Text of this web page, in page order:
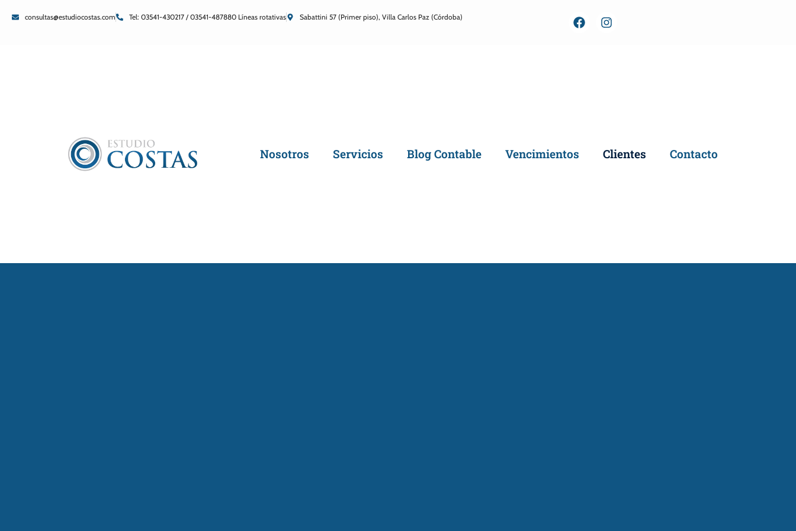
consultas@estudiocostas.com Tel: 03541-430217 / 03541-487880 Líneas rotativas Sabattini 57 (Primer piso), Villa Carlos Paz (Córdoba)
Nosotros Servicios Blog Contable Vencimientos Clientes Contacto